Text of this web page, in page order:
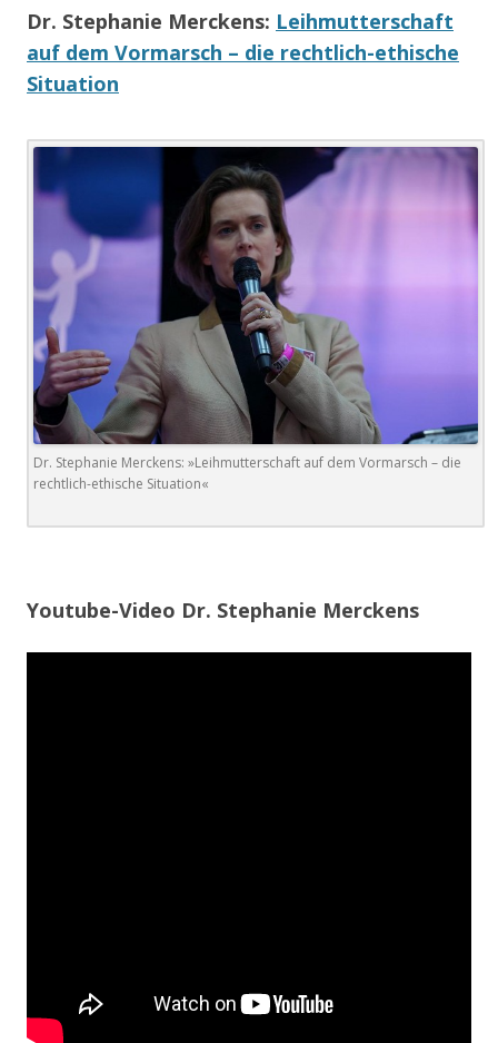
Dr. Stephanie Merckens: Leihmutterschaft
auf dem Vormarsch – die rechtlich-ethische
Situation
Dr. Stephanie Merckens: »Leihmutterschaft auf dem Vormarsch – die
rechtlich-ethische Situation«
Youtube-Video Dr. Stephanie Merckens